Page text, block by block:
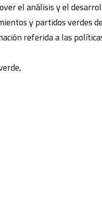
el análisis y el
y partidos verdes
referida a las